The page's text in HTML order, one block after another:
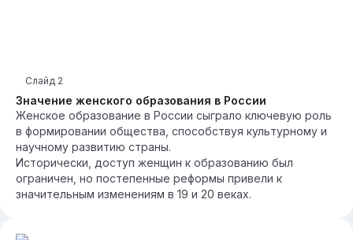
Значение женского образования в России
Слайд 2
Женское образование в России сыграло ключевую роль
в формировании общества, способствуя культурному и
научному развитию страны.
Исторически, доступ женщин к образованию был
ограничен, но постепенные реформы привели к
значительным изменениям в 19 и 20 веках.